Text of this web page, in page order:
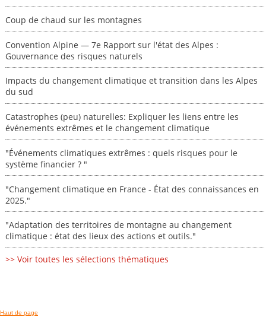
Coup de chaud sur les montagnes
Convention Alpine — 7e Rapport sur l'état des Alpes :
Gouvernance des risques naturels
Impacts du changement climatique et transition dans les Alpes
du sud
Catastrophes (peu) naturelles: Expliquer les liens entre les
événements extrêmes et le changement climatique
"Événements climatiques extrêmes : quels risques pour le
système financier ? "
"Changement climatique en France - État des connaissances en
2025."
"Adaptation des territoires de montagne au changement
climatique : état des lieux des actions et outils."
>> Voir toutes les sélections thématiques
Haut de page